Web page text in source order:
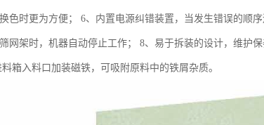
色时更为方便； 6、内置电源纠错装置，当发生错误的顺
网架时，机器自动停止工作； 8、易于拆装的设计，维护
箱入料口加装磁铁，可吸附原料中的铁屑杂质。